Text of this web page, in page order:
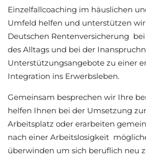
Einzelfallcoaching im häuslichen
Umfeld helfen und unterstützen
Deutschen Rentenversicherung
des Alltags und bei der
Unterstützungsangebote zu einer
Integration ins Erwerbsleben.
Gemeinsam besprechen wir Ihre
helfen Ihnen bei der Umsetzung
Arbeitsplatz oder erarbeiten
nach einer Arbeitslosigkeit
überwinden um sich beruflich neu